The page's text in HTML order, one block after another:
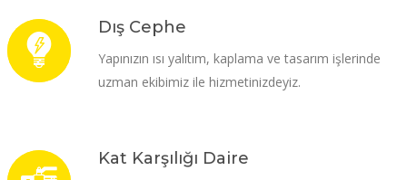
Dış Cephe
Yapınızın ısı yalıtım, kaplama ve tasarım işlerinde
uzman ekibimiz ile hizmetinizdeyiz.
Kat Karşılığı Daire